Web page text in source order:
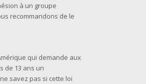
à un groupe
recommandons de le
qui demande aux
de 13 ans un
savez pas si cette loi